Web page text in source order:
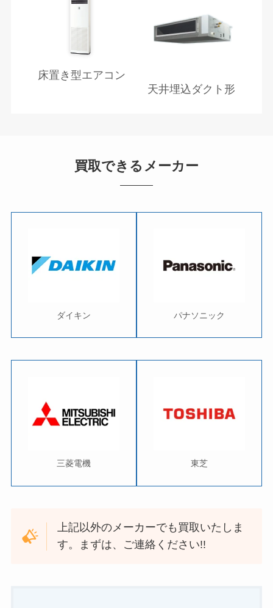
床置き型エアコン
天井埋込ダクト形
買取できるメーカー
ダイキン パナソニック
三菱電機 東芝
上記以外のメーカーでも買取いたしま
す。まずは、ご連絡ください!!